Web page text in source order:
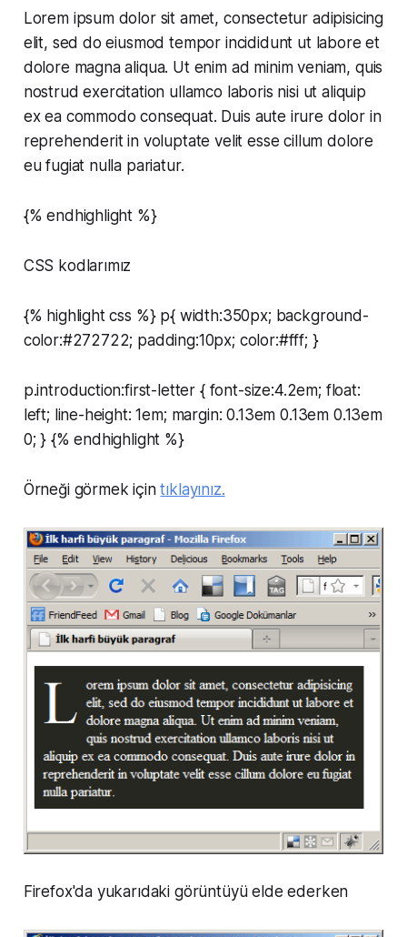
Lorem ipsum dolor sit amet, consectetur adipisicing
elit, sed do eiusmod tempor incididunt ut labore et
dolore magna aliqua. Ut enim ad minim veniam, quis
nostrud exercitation ullamco laboris nisi ut aliquip
ex ea commodo consequat. Duis aute irure dolor in
reprehenderit in voluptate velit esse cillum dolore
eu fugiat nulla pariatur.
{% endhighlight %}
CSS kodlarımız
{% highlight css %} p{ width:350px; background-
color:#272722; padding:10px; color:#fff; }
p.introduction:first-letter { font-size:4.2em; float:
left; line-height: 1em; margin: 0.13em 0.13em 0.13em
0; } {% endhighlight %}
Örneği görmek içintıklayınız.
Firefox'da yukarıdaki görüntüyü elde ederken